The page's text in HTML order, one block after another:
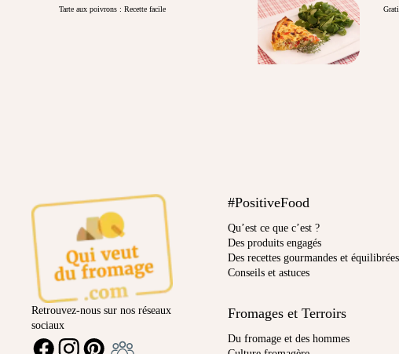
Tarte aux poivrons : Recette facile
Retrouvez-nous sur nos réseaux
sociaux
FACEBOOKINSTAGRAMPINTEREST
#PositiveFood
Qu’est ce que c’est ?
Des produits engagés
Des recettes gourmandes et équilibrées
Conseils et astuces
Fromages et Terroirs
Du fromage et des hommes